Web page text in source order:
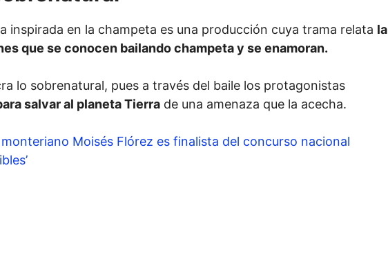
inspirada en la champeta es una producción cuya trama relata la
que se conocen bailando champeta y se enamoran.
lo sobrenatural, pues a través del baile los protagonistas
salvar al planeta Tierra de una amenaza que la acecha.
Moisés Flórez es finalista del concurso nacional